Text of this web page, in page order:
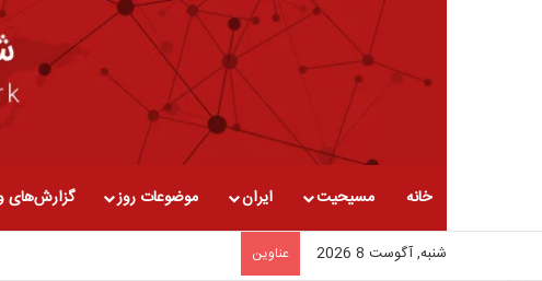
خانه مسیحیت ایران موضوعات روز گزارش‌های
شنبه, آگوست 8 2026 عناوین